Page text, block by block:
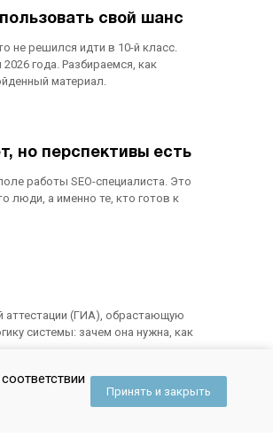
свой шанс
не решился идти в 10-й класс.
года. Разбираемся, как
материал.
но перспективы есть
работы SEO-специалиста. Это
люди, а именно те, кто готов к
аттестации (ГИА), обрастающую
системы: зачем она нужна, как
Принять и закрыть